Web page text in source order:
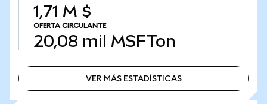
1,71 M $
OFERTA CIRCULANTE
20,08 mil MSFTon
VER MÁS ESTADÍSTICAS